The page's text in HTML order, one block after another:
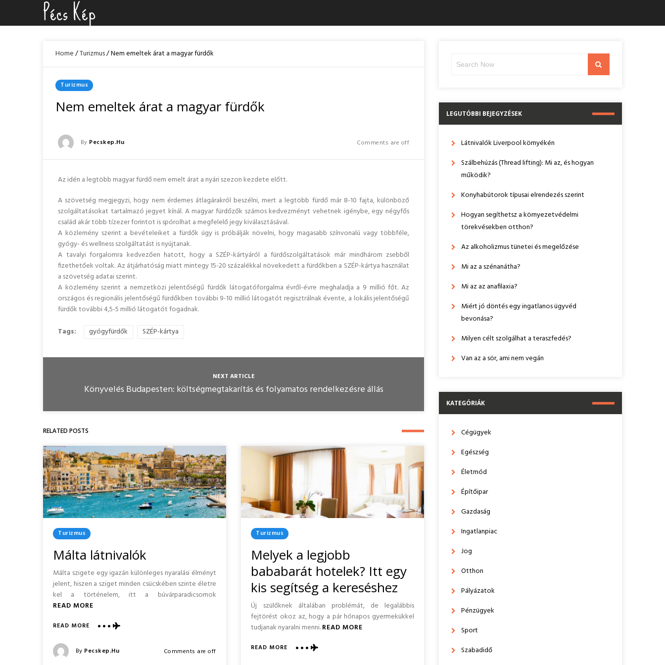
content
Pécs Kép
Home/Turizmus/Nem emeltek árat a magyar fürdők
Posted
In
Turizmus
Nem emeltek árat a magyar fürdők
Posted
By Pecskep.hu
On
Comments are off
Az idén a legtöbb magyar fürdő nem emelt árat a nyári szezon kezdete előtt.
A szövetség megjegyzi, hogy nem érdemes átlagárakról beszélni, mert a legtöbb fürdő már 8-10 fajta, különböző
szolgáltatásokat tartalmazó jegyet kínál. A magyar fürdőzők számos kedvezményt vehetnek igénybe, egy négyfős
család akár több tízezer forintot is spórolhat a megfelelő jegy kiválasztásával.
A közlemény szerint a bevételeiket a fürdők úgy is próbálják növelni, hogy magasabb színvonalú vagy többféle,
gyógy- és wellness szolgáltatást is nyújtanak.
A tavalyi forgalomra kedvezően hatott, hogy a SZÉP-kártyáról a fürdőszolgáltatások már mindhárom zsebből
fizethetőek voltak. Az átjárhatóság miatt mintegy 15-20 százalékkal növekedett a fürdőkben a SZÉP-kártya használat
a szövetség adatai szerint.
A közlemény szerint a nemzetközi jelentőségű fürdők látogatóforgalma évről-évre meghaladja a 9 millió főt. Az
országos és regionális jelentőségű fürdőkben további 9-10 millió látogatót regisztrálnak évente, a lokális jelentőségű
fürdők további 4,5-5 millió látogatót fogadnak.
Tags:
gyógyfürdők SZÉP-kártya
NEXT ARTICLE
Könyvelés Budapesten: költségmegtakarítás és folyamatos rendelkezésre állás
RELATED POSTS
Posted
In
Turizmus
Málta látnivalók
Málta szigete egy igazán különleges nyaralási élményt
jelent, hiszen a sziget minden csücskében szinte életre
kel a történelem, itt a búvárparadicsomok
READ MORE
READ MORE ABOUT
Posted
By Pecskep.hu
Comments are off
Posted
In
Turizmus
Melyek a legjobb
bababarát hotelek? Itt egy
kis segítség a kereséshez
Új szülőknek általában problémát, de legalábbis
fejtörést okoz az, hogy a pár hónapos gyermekükkel
tudjanak nyaralni menni.READ MORE
READ MORE ABOUT
Search
LEGUTÓBBI BEJEGYZÉSEK
Látnivalók Liverpool környékén
Szálbehúzás (Thread lifting): Mi az, és hogyan
működik?
Konyhabútorok típusai elrendezés szerint
Hogyan segíthetsz a környezetvédelmi
törekvésekben otthon?
Az alkoholizmus tünetei és megelőzése
Mi az a szénanátha?
Mi az az anafilaxia?
Miért jó döntés egy ingatlanos ügyvéd
bevonása?
Milyen célt szolgálhat a teraszfedés?
Van az a sör, ami nem vegán
KATEGÓRIÁK
Cégügyek
Egészség
Életmód
Építőipar
Gazdaság
Ingatlanpiac
Jog
Otthon
Pályázatok
Pénzügyek
Sport
Szabadidő